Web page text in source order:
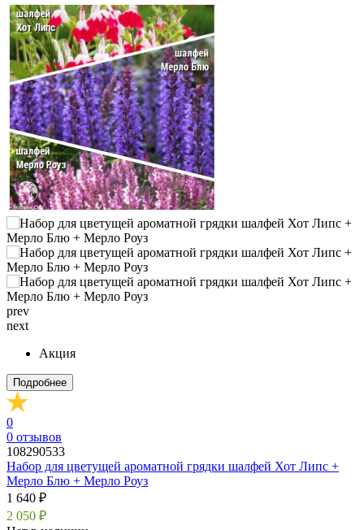
prev
next
Акция
Подробнее
0
0 отзывов
108290533
Набор для цветущей ароматной грядки шалфей Хот Липс +
Мерло Блю + Мерло Роуз
1 640 ₽
2 050 ₽